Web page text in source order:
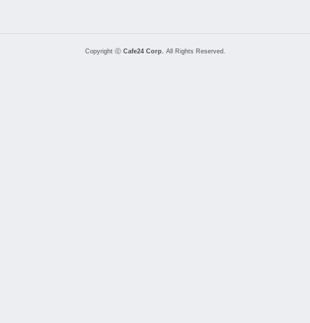
Copyright ⓒ Cafe24 Corp. All Rights Reserved.